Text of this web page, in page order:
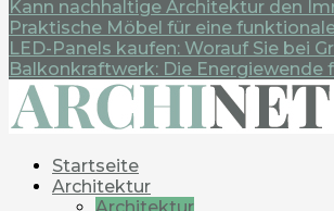
Kann nachhaltige Architektur den
Praktische Möbel für eine
LED-Panels kaufen: Worauf Sie bei
Balkonkraftwerk: Die Energiewende
Startseite
Architektur